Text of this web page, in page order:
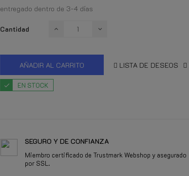
entregado dentro de 3-4 días
Cantidad
AÑADIR AL CARRITO LISTA DE DESEOS
EN STOCK
SEGURO Y DE CONFIANZA
Miembro certificado de Trustmark Webshop y asegurado
por SSL.